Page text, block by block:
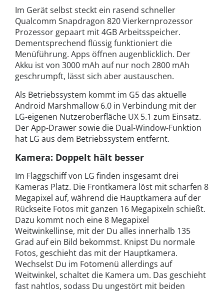
Im Gerät selbst steckt ein rasend schneller
Qualcomm Snapdragon 820 Vierkernprozessor
Prozessor gepaart mit 4GB Arbeitsspeicher.
Dementsprechend flüssig funktioniert die
Menüführung. Apps öffnen augenblicklich. Der
Akku ist von 3000 mAh auf nur noch 2800 mAh
geschrumpft, lässt sich aber austauschen.
Als Betriebssystem kommt im G5 das aktuelle
Android Marshmallow 6.0 in Verbindung mit der
LG-eigenen Nutzeroberfläche UX 5.1 zum Einsatz.
Der App-Drawer sowie die Dual-Window-Funktion
hat LG aus dem Betriebssystem entfernt.
Kamera: Doppelt hält besser
Im Flaggschiff von LG finden insgesamt drei
Kameras Platz. Die Frontkamera löst mit scharfen 8
Megapixel auf, während die Hauptkamera auf der
Rückseite Fotos mit ganzen 16 Megapixeln schießt.
Dazu kommt noch eine 8 Megapixel
Weitwinkellinse, mit der Du alles innerhalb 135
Grad auf ein Bild bekommst. Knipst Du normale
Fotos, geschieht das mit der Hauptkamera.
Wechselst Du im Fotomenü allerdings auf
Weitwinkel, schaltet die Kamera um. Das geschieht
fast nahtlos, sodass Du ungestört mit beiden